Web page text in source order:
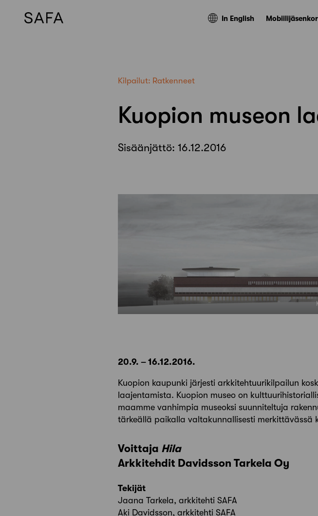
In English
Kilpailut: Ratkenneet
Kuopion museon
Sisäänjättö: 16.12.2016
20.9. – 16.12.2016.
Kuopion kaupunki järjesti arkkitehtuurikilpailun
laajentamista. Kuopion museo on
maamme vanhimpia museoksi suunniteltuja
tärkeällä paikalla valtakunnallisesti merkittävässä
Voittaja Hila
Arkkitehdit Davidsson Tarkela Oy
Tekijät
Jaana Tarkela, arkkitehti SAFA
Aki Davidsson, arkkitehti SAFA